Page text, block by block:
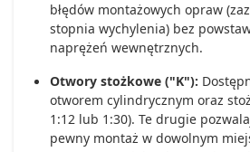
błędów montażowych opraw
stopnia wychylenia) bez
naprężeń wewnętrznych.
Otwory stożkowe ("K"):
otworem cylindrycznym oraz
1:12 lub 1:30). Te drugie
pewny montaż w dowolnym